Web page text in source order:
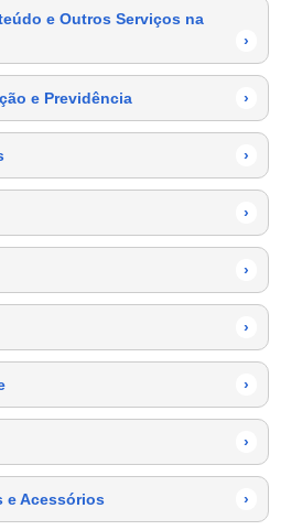
e Outros Serviços na
›
e Previdência ›
›
›
›
›
›
›
e Acessórios ›